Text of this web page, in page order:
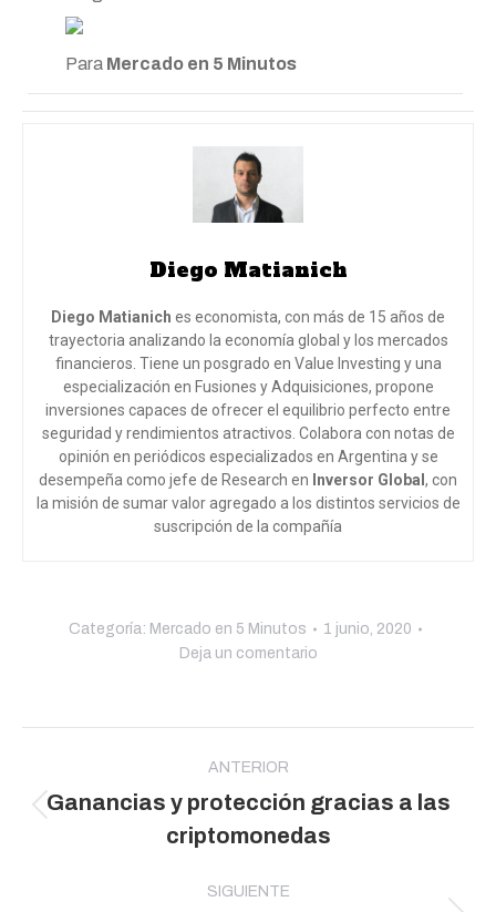
Para Mercado en 5 Minutos
Diego Matianich
Diego Matianich es economista, con más de 15 años de
trayectoria analizando la economía global y los mercados
financieros. Tiene un posgrado en Value Investing y una
especialización en Fusiones y Adquisiciones, propone
inversiones capaces de ofrecer el equilibrio perfecto entre
seguridad y rendimientos atractivos. Colabora con notas de
opinión en periódicos especializados en Argentina y se
desempeña como jefe de Research en Inversor Global , con
la misión de sumar valor agregado a los distintos servicios de
suscripción de la compañía
Categoría: Mercado en 5 Minutos
1 junio, 2020
Deja un comentario
publicaciones
ANTERIOR
Publicación
anterior:
Ganancias y protección gracias a las
criptomonedas
SIGUIENTE